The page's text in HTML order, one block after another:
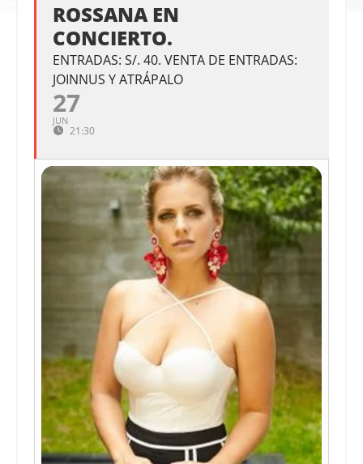
ROSSANA EN
CONCIERTO.
ENTRADAS: S/. 40. VENTA DE ENTRADAS:
JOINNUS Y ATRÁPALO
27
JUN
21:30